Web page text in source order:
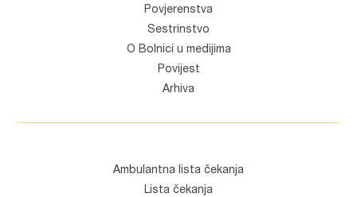
Povjerenstva
Sestrinstvo
O Bolnici u medijima
Povijest
Arhiva
Ambulantna lista čekanja
Lista čekanja